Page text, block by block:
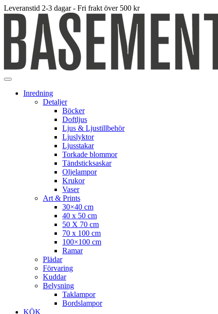
Leveranstid 2-3 dagar - Fri frakt över 500 kr
Inredning
Detaljer
Böcker
Doftljus
Ljus & Ljustillbehör
Ljuslyktor
Ljusstakar
Torkade blommor
Tändsticksaskar
Oljelampor
Krukor
Vaser
Art & Prints
30×40 cm
40 x 50 cm
50 X 70 cm
70 x 100 cm
100×100 cm
Ramar
Plädar
Förvaring
Kuddar
Belysning
Taklampor
Bordslampor
KÖK